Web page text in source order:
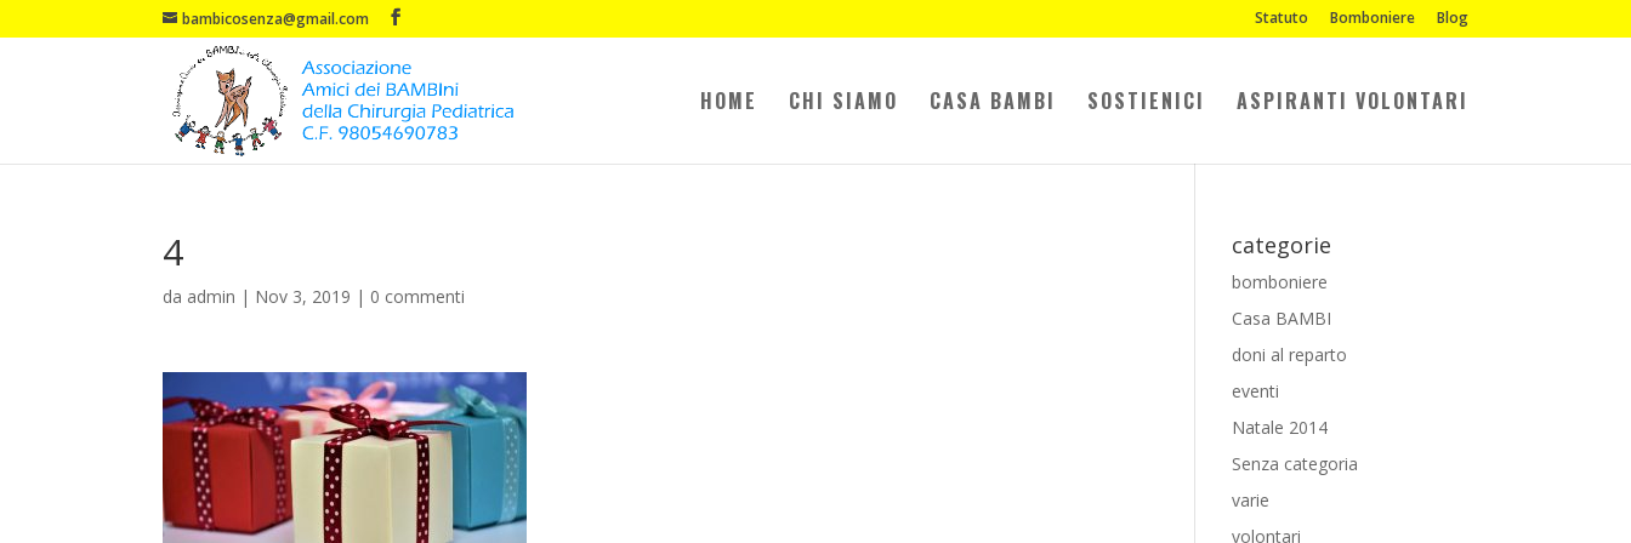
bambicosenza@gmail.com Statuto Bomboniere Blog
HOME CHI SIAMO CASA BAMBI SOSTIENICI ASPIRANTI VOLONTARI
4
da admin | Nov 3, 2019 | 0 commenti
categorie
bomboniere
Casa BAMBI
doni al reparto
eventi
Natale 2014
Senza categoria
varie
volontari